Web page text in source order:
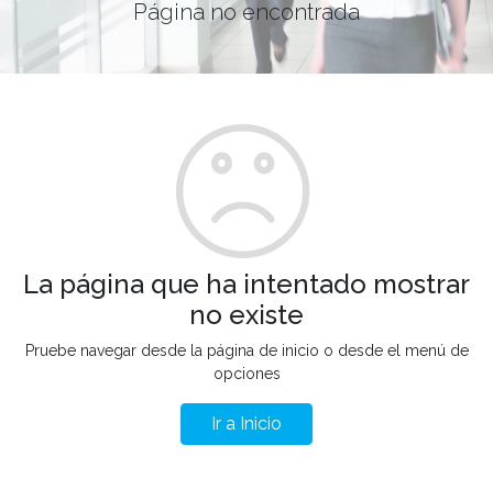
Página no encontrada
La página que ha intentado mostrar
no existe
Pruebe navegar desde la página de inicio o desde el menú de
opciones
Ir a Inicio